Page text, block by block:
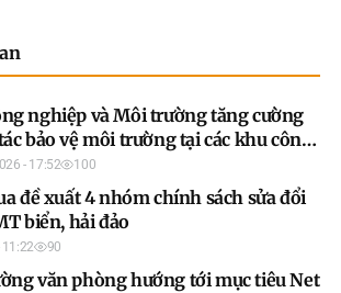
nghiệp và Môi trường tăng cường
bảo vệ môi trường tại các khu công
khu kinh tế trên địa bàn tỉnh
- 17:52 100
đề xuất 4 nhóm chính sách sửa đổi
biển, hải đảo
90
văn phòng hướng tới mục tiêu Net